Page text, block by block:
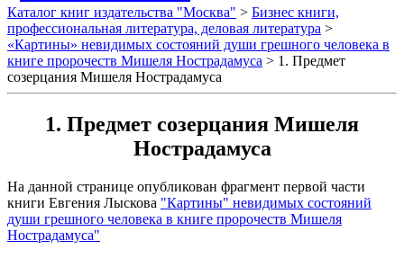
Каталог книг издательства "Москва" > Бизнес книги,
профессиональная литература, деловая литература >
«Картины» невидимых состояний души грешного человека в
книге пророчеств Мишеля Нострадамуса > 1. Предмет
созерцания Мишеля Нострадамуса
1. Предмет созерцания Мишеля
Нострадамуса
На данной странице опубликован фрагмент первой части
книги Евгения Лыскова "Картины" невидимых состояний
души грешного человека в книге пророчеств Мишеля
Нострадамуса"